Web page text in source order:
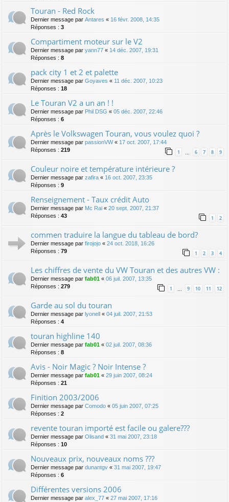
Touran - Red Rock
Dernier message par Antares « 16 févr. 2008, 14:35
Réponses : 3
Compartiment moteur sur le V2
Dernier message par yann77 « 14 déc. 2007, 19:31
Réponses : 8
pack city 1 et 2 et palette
Dernier message par Goyaves « 11 déc. 2007, 10:23
Réponses : 18
Le Touran V2 a un an ! !
Dernier message par Phil DSG « 05 déc. 2007, 22:46
Réponses : 6
Après le Volkswagen Touran, vous voulez quoi ?
Dernier message par passionVW« 17 oct. 2007, 17:44
Réponses : 219 1 6 7 8 9
Couleur noire et température intérieure ?
Dernier message par zafira « 16 oct. 2007, 23:35
Réponses : 9
Renseignement - Taux crédit Auto
Dernier message par Mc Rai « 20 sept. 2007, 21:37
Réponses : 43 1 2
commen traduire la langue du tableau de bord?
Dernier message par firojojo « 24 oct. 2018, 16:26
Réponses : 79 1 2 3 4
Les chiffres de vente du VW Touran et des autres VW :
Dernier message par fab01 « 06 juil. 2007, 13:35
Réponses : 279 1 … 9 10 11 12
Garde au sol du touran
Dernier message par lyonell « 04 juil. 2007, 21:53
Réponses : 4
touran highline 140
Dernier message par fab01 « 02 juil. 2007, 08:36
Réponses : 8
Avis - Noir Magic ? Noir Intense ?
Dernier message par fab01 « 29 juin 2007, 08:24
Réponses : 21
Finition 2003/2006
Dernier message par Comodo « 05 juin 2007, 07:25
Réponses : 2
revente touran importé est facile ou galere???
Dernier message par Olisand « 31 mai 2007, 23:18
Réponses : 10
Nouveaux prix, nouveaux noms ???
Dernier message par dunantgv « 31 mai 2007, 19:47
Réponses : 6
Différentes versions 2006
Dernier message par alex_77 « 27 mai 2007, 17:16